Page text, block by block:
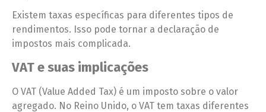
Existem taxas específicas para diferentes tipos de
rendimentos. Isso pode tornar a declaração de
impostos mais complicada.
VAT e suas implicações
O VAT (Value Added Tax) é um imposto sobre o valor
agregado. No Reino Unido, o VAT tem taxas diferentes